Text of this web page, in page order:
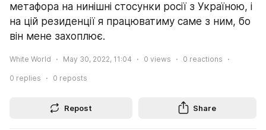
метафора на нинішні стосунки росії з Україною, і
на цій резиденції я працюватиму саме з ним, бо
він мене захоплює.
White World May 30, 2022, 11:04 0 views 0 reactions
0 replies 0 reposts
Repost Share